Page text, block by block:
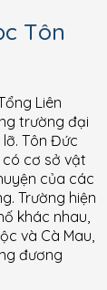
Tôn
Liên
trường đại
Tôn Đức
cơ sở vật
của các
Trường hiện
khác nhau,
và Cà Mau,
đương